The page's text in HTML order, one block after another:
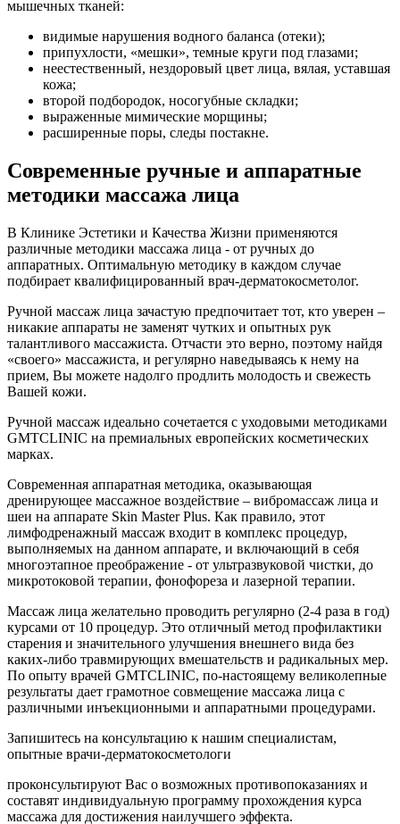
мышечных тканей:
видимые нарушения водного баланса (отеки);
припухлости, «мешки», темные круги под глазами;
неестественный, нездоровый цвет лица, вялая, уставшая
кожа;
второй подбородок, носогубные складки;
выраженные мимические морщины;
расширенные поры, следы постакне.
Современные ручные и аппаратные
методики массажа лица
В Клинике Эстетики и Качества Жизни применяются
различные методики массажа лица - от ручных до
аппаратных. Оптимальную методику в каждом случае
подбирает квалифицированный врач-дерматокосметолог.
Ручной массаж лица зачастую предпочитает тот, кто уверен –
никакие аппараты не заменят чутких и опытных рук
талантливого массажиста. Отчасти это верно, поэтому найдя
«своего» массажиста, и регулярно наведываясь к нему на
прием, Вы можете надолго продлить молодость и свежесть
Вашей кожи.
Ручной массаж идеально сочетается с уходовыми методиками
GMTCLINIC на премиальных европейских косметических
марках.
Современная аппаратная методика, оказывающая
дренирующее массажное воздействие – вибромассаж лица и
шеи на аппарате Skin Master Plus. Как правило, этот
лимфодренажный массаж входит в комплекс процедур,
выполняемых на данном аппарате, и включающий в себя
многоэтапное преображение - от ультразвуковой чистки, до
микротоковой терапии, фонофореза и лазерной терапии.
Массаж лица желательно проводить регулярно (2-4 раза в год)
курсами от 10 процедур. Это отличный метод профилактики
старения и значительного улучшения внешнего вида без
каких-либо травмирующих вмешательств и радикальных мер.
По опыту врачей GMTCLINIC, по-настоящему великолепные
результаты дает грамотное совмещение массажа лица с
различными инъекционными и аппаратными процедурами.
Запишитесь на консультацию к нашим специалистам,
опытные врачи-дерматокосметологи
проконсультируют Вас о возможных противопоказаниях и
составят индивидуальную программу прохождения курса
массажа для достижения наилучшего эффекта.